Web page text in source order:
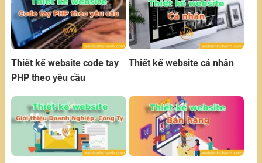
Thiết kế website code tay
PHP theo yêu cầu
Thiết kế website cá nhân